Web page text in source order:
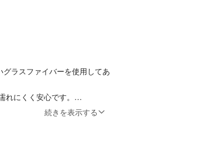
ラスファイバーを使用してあ
にくく安心です。
ファイバー
続きを表示する